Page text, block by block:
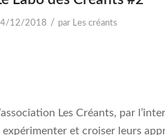
12/2018 / par Les créants
Les Créants, par
expérimenter et croiser leurs